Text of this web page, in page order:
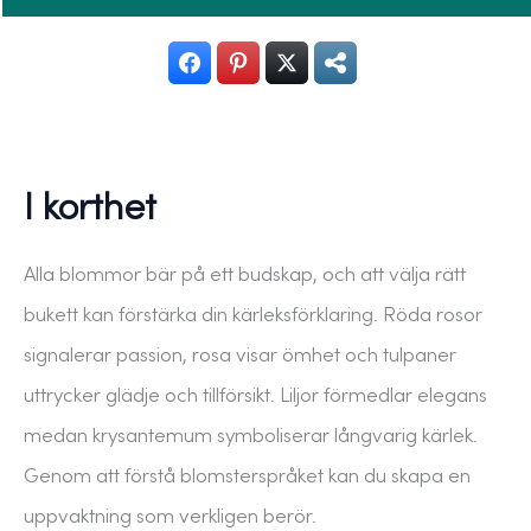
I korthet
Alla blommor bär på ett budskap, och att välja rätt
bukett kan förstärka din kärleksförklaring. Röda rosor
signalerar passion, rosa visar ömhet och tulpaner
uttrycker glädje och tillförsikt. Liljor förmedlar elegans
medan krysantemum symboliserar långvarig kärlek.
Genom att förstå blomsterspråket kan du skapa en
uppvaktning som verkligen berör.